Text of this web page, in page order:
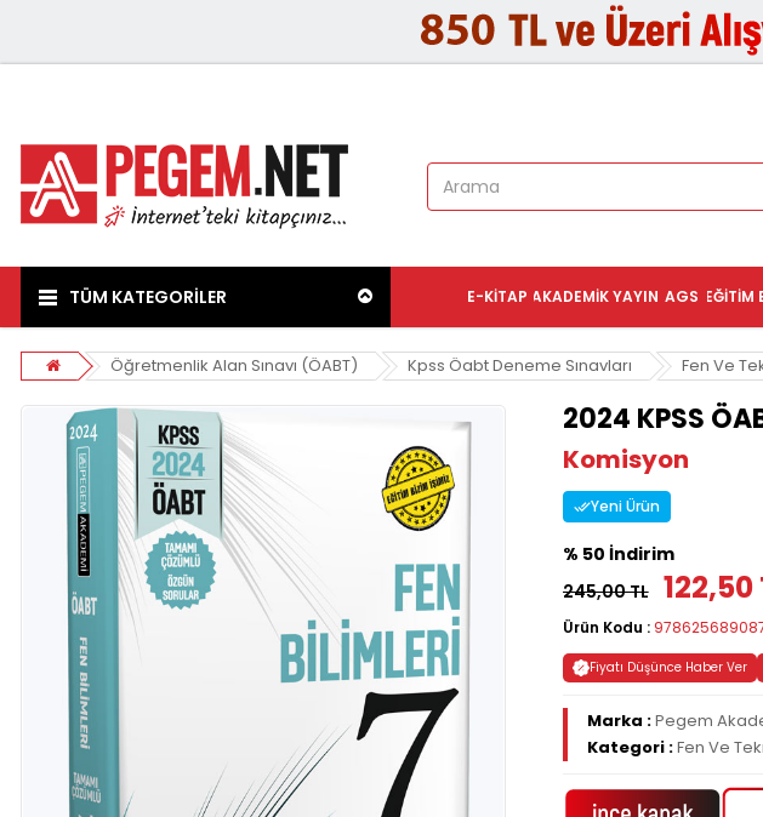
TÜM KATEGORİLER EĞITIM
AGS
AKADEMIK YAYIN
E-KITAP
Öğretmenlik Alan Sınavı (ÖABT) Kpss Öabt Deneme Sınavları Fen Ve
2024 KPSS
Komisyon
Yeni Ürün
% 50 İndirim
245,00 TL
122,50
Ürün Kodu :
Fiyatı Düşünce Haber Ver
Marka :Pegem
Kategori :Fen Ve